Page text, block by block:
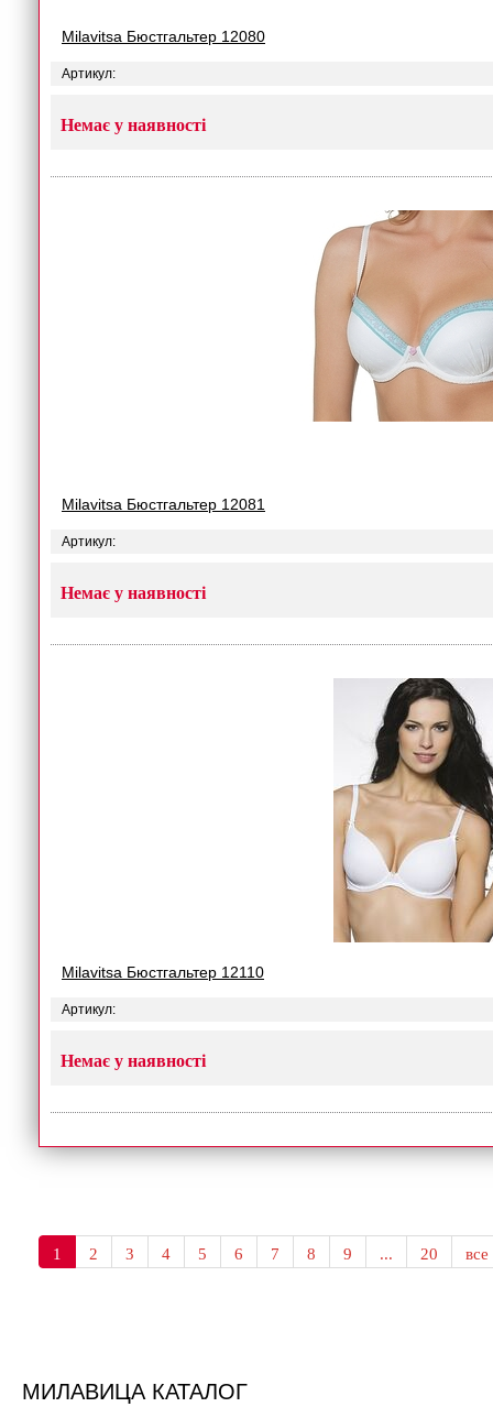
Milavitsa Бюстгальтер 12080
Артикул:
Немає у наявності
Milavitsa Бюстгальтер 12081
Артикул:
Немає у наявності
Milavitsa Бюстгальтер 12110
Артикул:
Немає у наявності
1 2 3 4 5 6 7 8 9 ... 20 все
МИЛАВИЦА КАТАЛОГ